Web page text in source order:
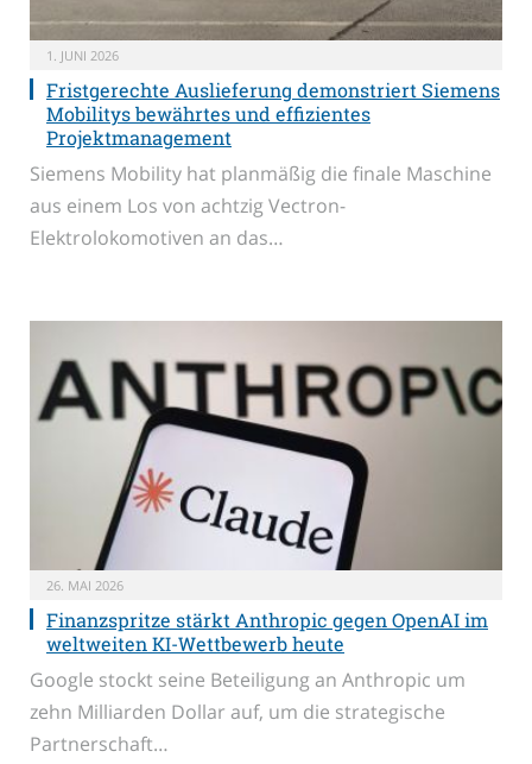
1. JUNI 2026
Fristgerechte Auslieferung demonstriert Siemens
Mobilitys bewährtes und effizientes
Projektmanagement
Siemens Mobility hat planmäßig die finale Maschine
aus einem Los von achtzig Vectron-
Elektrolokomotiven an das…
26. MAI 2026
Finanzspritze stärkt Anthropic gegen OpenAI im
weltweiten KI-Wettbewerb heute
Google stockt seine Beteiligung an Anthropic um
zehn Milliarden Dollar auf, um die strategische
Partnerschaft…